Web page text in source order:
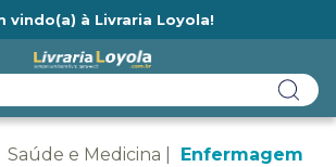
vindo(a) à Livraria Loyola!
Saúde e Medicina Enfermagem